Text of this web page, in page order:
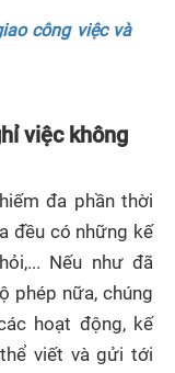
công việc và
việc không
đa phần thời
đều có những kế
Nếu như đã
phép nữa, chúng
hoạt động, kế
viết và gửi tới